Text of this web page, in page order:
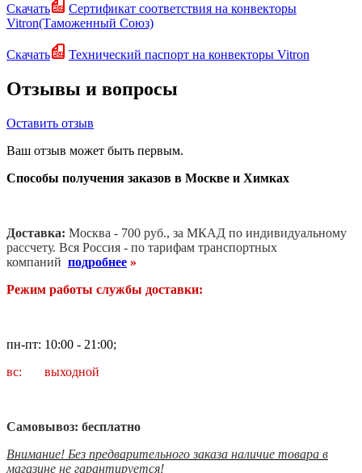
Скачать
Сертификат соответствия на конвекторы
Vitron(Таможенный Союз)
Скачать Технический паспорт на конвекторы Vitron
Отзывы и вопросы
Оставить отзыв
Ваш отзыв может быть первым.
Способы получения заказов в Москве и Химках
Доставка: Москва - 700 руб., за МКАД по индивидуальному
рассчету. Вся Россия - по тарифам транспортных
компаний подробнее »
Режим работы службы доставки:
пн-пт: 10:00 - 21:00;
вс: выходной
Самовывоз: бесплатно
Внимание! Без предварительного заказа наличие товара в
магазине не гарантируется!